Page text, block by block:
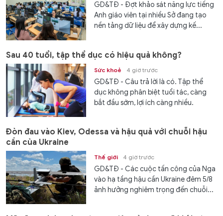
GD&TĐ - Đợt khảo sát năng lực tiếng
Anh giáo viên tại nhiều Sở đang tạo
nền tảng dữ liệu để xây dựng kế...
Sau 40 tuổi, tập thể dục có hiệu quả không?
Sức khoẻ 4 giờ trước
GD&TĐ - Câu trả lời là có. Tập thể
dục không phân biệt tuổi tác, càng
bắt đầu sớm, lợi ích càng nhiều.
Đòn đau vào Kiev, Odessa và hậu quả với chuỗi hậu
cần của Ukraine
Thế giới 4 giờ trước
GD&TĐ - Các cuộc tấn công của Nga
vào hạ tầng hậu cần Ukraine đêm 5/8
ảnh hưởng nghiêm trọng đến chuỗi...